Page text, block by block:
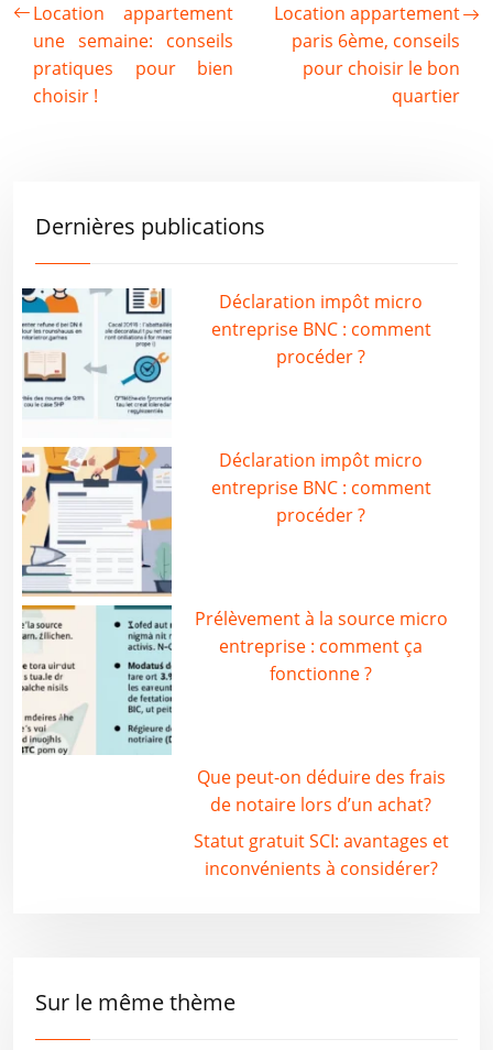
Location appartement
une semaine: conseils
pratiques pour bien
choisir !
Location appartement
paris 6ème, conseils
pour choisir le bon
quartier
Dernières publications
Déclaration impôt micro
entreprise BNC : comment
procéder ?
Déclaration impôt micro
entreprise BNC : comment
procéder ?
Prélèvement à la source micro
entreprise : comment ça
fonctionne ?
Que peut-on déduire des frais
de notaire lors d’un achat?
Statut gratuit SCI: avantages et
inconvénients à considérer?
Sur le même thème